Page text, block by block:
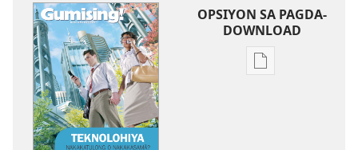
OPSIYON SA PAGDA-
DOWNLOAD
Opsiyon